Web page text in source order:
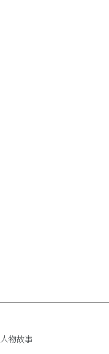
人物故事